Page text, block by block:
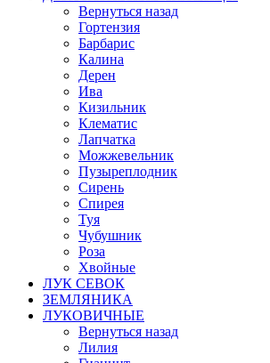
Вернуться назад
Гортензия
Барбарис
Калина
Дерен
Ива
Кизильник
Клематис
Лапчатка
Можжевельник
Пузыреплодник
Сирень
Спирея
Туя
Чубушник
Роза
Хвойные
ЛУК СЕВОК
ЗЕМЛЯНИКА
ЛУКОВИЧНЫЕ
Вернуться назад
Лилия